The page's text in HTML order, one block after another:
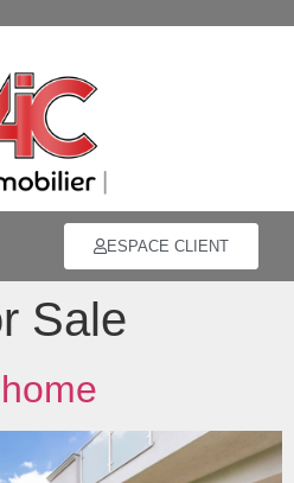
ESPACE CLIENT
Sale